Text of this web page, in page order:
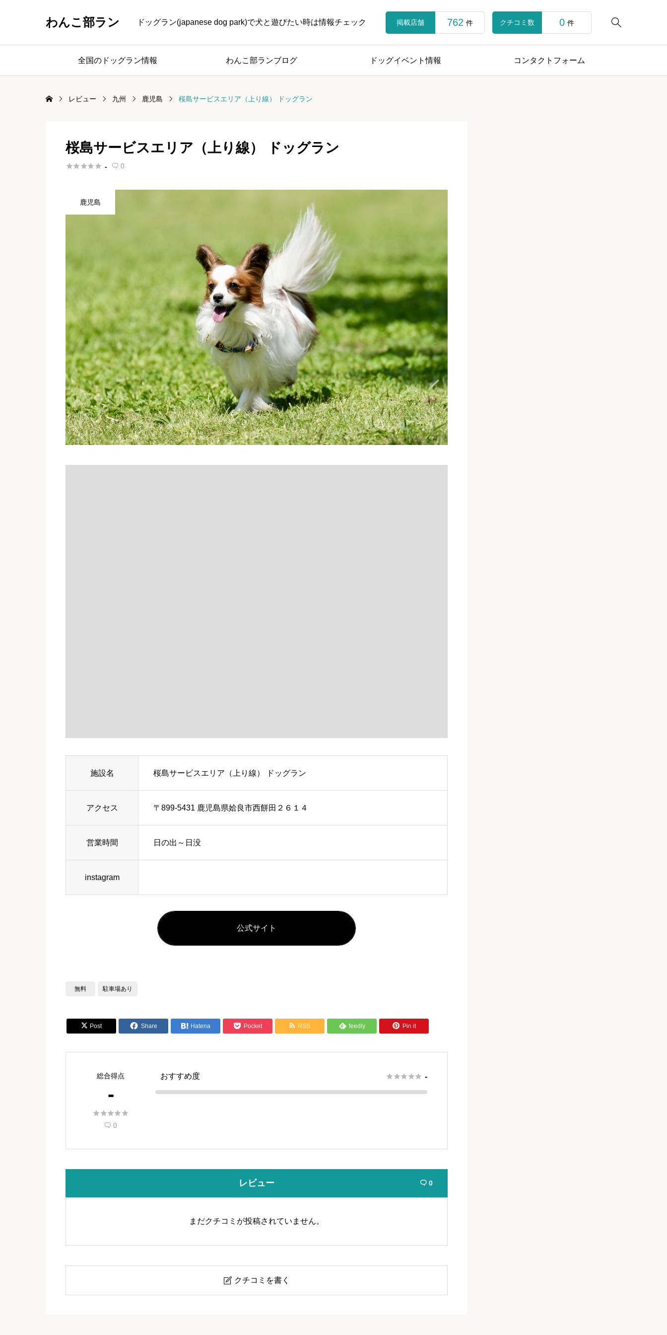
わんこ部ラン ドッグラン(japanese dog park)で犬と遊びたい時は情報チェック 
掲載店舗 762 件 クチコミ数 0 件
全国のドッグラン情報 わんこ部ランブログ ドッグイベント情報 コンタクトフォーム
レビュー 九州 鹿児島 桜島サービスエリア（上り線） ドッグラン
桜島サービスエリア（上り線） ドッグラン
 -  0
鹿児島
施設名 桜島サービスエリア（上り線） ドッグラン
アクセス 〒899-5431 鹿児島県姶良市西餅田２６１４
営業時間 日の出～日没
instagram
公式サイト
無料 駐車場あり
 Post  Share  Hatena  Pocket  RSS  feedly  Pin it
総合得点
-

 0
おすすめ度  -
レビュー  0
まだクチコミが投稿されていません。
 クチコミを書く